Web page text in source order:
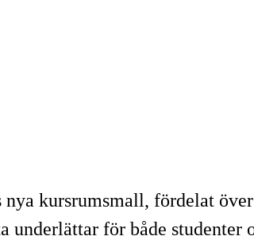
kursrumsmall, fördelat
för både studenter